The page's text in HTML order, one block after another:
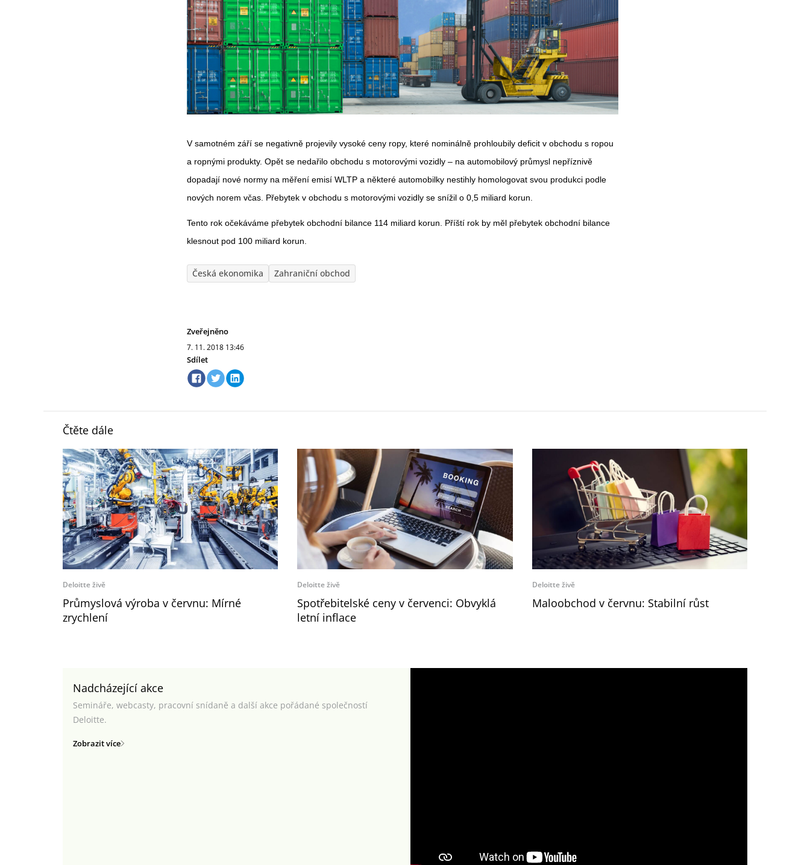
V samotném září se negativně projevily vysoké ceny ropy, které nominálně prohloubily deficit v obchodu s ropou
a ropnými produkty. Opět se nedařilo obchodu s motorovými vozidly – na automobilový průmysl nepříznivě
dopadají nové normy na měření emisí WLTP a některé automobilky nestihly homologovat svou produkci podle
nových norem včas. Přebytek v obchodu s motorovými vozidly se snížil o 0,5 miliard korun.
Tento rok očekáváme přebytek obchodní bilance 114 miliard korun. Příští rok by měl přebytek obchodní bilance
klesnout pod 100 miliard korun.
Česká ekonomika Zahraniční obchod
Zveřejněno
7. 11. 2018 13:46
Sdílet
Čtěte dále
Deloitte živě
Průmyslová výroba v červnu: Mírné
zrychlení
Deloitte živě
Spotřebitelské ceny v červenci: Obvyklá
letní inflace
Deloitte živě
Maloobchod v červnu: Stabilní růst
Nadcházející akce
Semináře, webcasty, pracovní snídaně a další akce pořádané společností
Deloitte.
Zobrazit více